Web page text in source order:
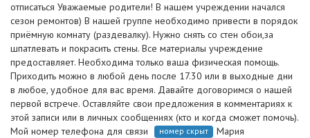
отписаться Уважаемые родители! В нашем учреждении начался
сезон ремонтов) В нашей группе необходимо привести в порядок
приёмную комнату (раздевалку). Нужно снять со стен обои,за
шпатлевать и покрасить стены. Все материалы учреждение
предоставляет. Необходима только ваша физическая помощь.
Приходить можно в любой день после 17.30 или в выходные дни
в любое, удобное для вас время. Давайте договоримся о нашей
первой встрече. Оставляйте свои предложения в комментариях к
этой записи или в личных сообщениях (кто и когда сможет помочь).
Мой номер телефона для связи
номер скрыт
Мария